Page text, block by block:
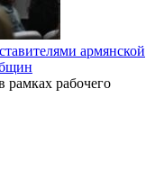
армянской
рабочего